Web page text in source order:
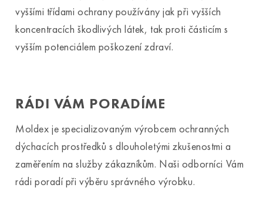
vyššími třídami ochrany používány jak při vyšších
koncentracích škodlivých látek, tak proti částicím s
vyšším potenciálem poškození zdraví.
RÁDI VÁM PORADÍME
Moldex je specializovaným výrobcem ochranných
dýchacích prostředků s dlouholetými zkušenostmi a
zaměřením na služby zákazníkům. Naši odborníci Vám
rádi poradí při výběru správného výrobku.